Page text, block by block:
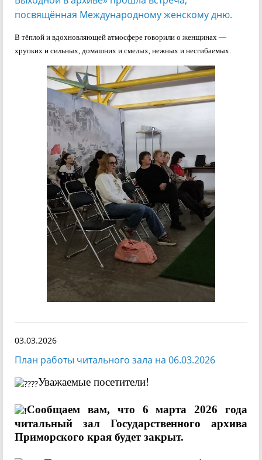
посвящённая Международному женскому дню.
В тёплой и вдохновляющей атмосфере говорили о женщинах —
хрупких и сильных, домашних и смелых, нежных и несгибаемых.
03.03.2026
План работы читального зала на 06.03.2026
Уважаемые посетители!
Сообщаем вам, что 6 марта 2026 года
читальный зал Государственного архива
Приморского края будет закрыт.